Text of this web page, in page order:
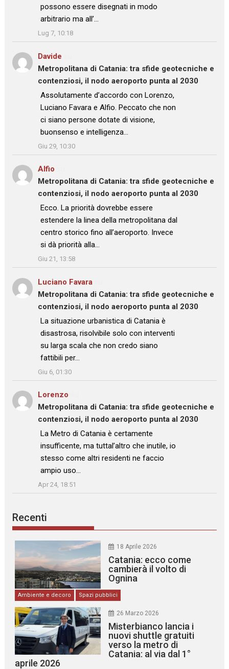
possono essere disegnati in modo
arbitrario ma all’…
”
Lug 7, 10:18
Davide
Metropolitana di Catania: tra sfide geotecniche e
contenziosi, il nodo aeroporto punta al 2030
: “
Assolutamente d’accordo con Lorenzo,
Luciano Favara e Alfio. Peccato che non
ci siano persone dotate di visione,
buonsenso e intelligenza…
”
Giu 29, 10:30
Alfio
Metropolitana di Catania: tra sfide geotecniche e
contenziosi, il nodo aeroporto punta al 2030
: “Ecco. La priorità dovrebbe essere
estendere la linea della metropolitana dal
centro storico fino all’aeroporto. Invece
si dà priorità alla…
”
Giu 21, 13:58
Luciano Favara
Metropolitana di Catania: tra sfide geotecniche e
contenziosi, il nodo aeroporto punta al 2030
: “La situazione urbanistica di Catania è
disastrosa, risolvibile solo con interventi
su larga scala che non credo siano
fattibili per…
”
Giu 6, 01:30
Lorenzo
Metropolitana di Catania: tra sfide geotecniche e
contenziosi, il nodo aeroporto punta al 2030
: “La Metro di Catania è certamente
insufficente, ma tuttal’altro che inutile, io
stesso come altri residenti ne faccio
ampio uso…
”
Apr 24, 18:51
Recenti
18 Aprile 2026
Catania: ecco come
cambierà il volto di
Ognina
Ambiente e decoro Spazi pubblici
26 Marzo 2026
Misterbianco lancia i
nuovi shuttle gratuiti
verso la metro di
Catania: al via dal 1°
aprile 2026